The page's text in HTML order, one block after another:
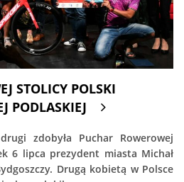
STOLICY POLSKI
PODLASKIEJ
zdobyła Puchar Rowerowej
6 lipca prezydent miasta Michał
Drugą kobietą w Polsce